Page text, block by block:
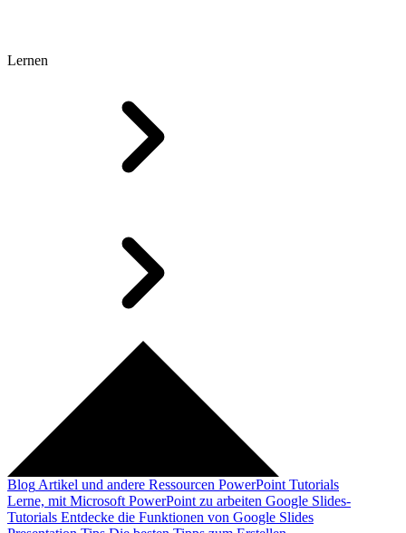
Lernen
Blog Artikel und andere Ressourcen PowerPoint Tutorials
Lerne, mit Microsoft PowerPoint zu arbeiten Google Slides-
Tutorials Entdecke die Funktionen von Google Slides